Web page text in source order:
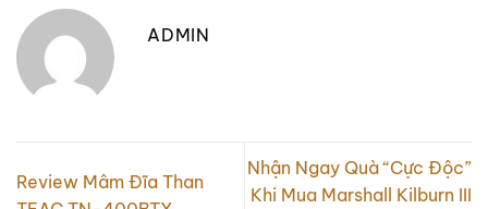
ADMIN
Review Mâm Đĩa Than
Nhận Ngay Quà “Cực Độc”
Khi Mua Marshall Kilburn III